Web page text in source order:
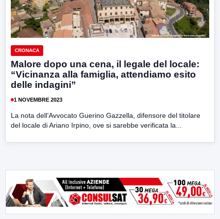
CRONACA
Malore dopo una cena, il legale del locale:
“Vicinanza alla famiglia, attendiamo esito
delle indagini”
1 NOVEMBRE 2023
La nota dell’Avvocato Guerino Gazzella, difensore del titolare
del locale di Ariano Irpino, ove si sarebbe verificata la...